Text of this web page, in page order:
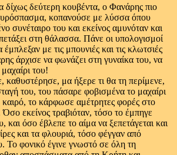
δίχως δεύτερη κουβέντα, ο Φανάρης πιο
κοπανούσε με λύσσα όπου
συνέταιρο του και εκείνος αμυνόταν και
στη θάλασσα. Πάνε οι υπολογισμοί
με τις μπουνιές και τις κλωτσιές
άρχισε να φωνάζει στη γυναίκα του, να
του!
μα ήξερε τι θα τη περίμενε,
του, του πάσαρε φοβισμένα το μαχαίρι
καιρό, το κάρφωσε αμέτρητες φορές στο
εκείνος τραβιόταν, τόσο το έμπηγε
και όσο έβλεπε το αίμα να ξεπετάγεται και
και τα φλουριά, τόσο φέγγαν από
Το φονικό έγινε γνωστό σε όλη τη